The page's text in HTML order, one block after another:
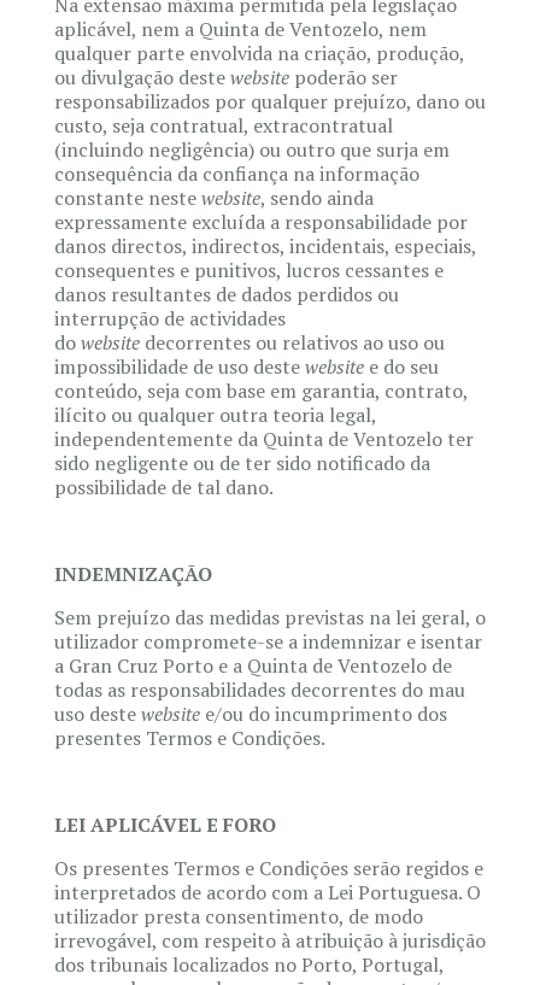
aplicável, nem a Quinta de Ventozelo, nem
qualquer parte envolvida na criação, produção,
ou divulgação destewebsitepoderão ser
responsabilizados por qualquer prejuízo, dano ou
custo, seja contratual, extracontratual
(incluindo negligência) ou outro que surja em
consequência da confiança na informação
constante nestewebsite, sendo ainda
expressamente excluída a responsabilidade por
danos directos, indirectos, incidentais, especiais,
consequentes e punitivos, lucros cessantes e
danos resultantes de dados perdidos ou
interrupção de actividades
dowebsitedecorrentes ou relativos ao uso ou
impossibilidade de uso destewebsitee do seu
conteúdo, seja com base em garantia, contrato,
ilícito ou qualquer outra teoria legal,
independentemente da Quinta de Ventozelo ter
sido negligente ou de ter sido notificado da
possibilidade de tal dano.
INDEMNIZAÇÃO
Sem prejuízo das medidas previstas na lei geral, o
utilizador compromete-se a indemnizar e isentar
a Gran Cruz Porto e a Quinta de Ventozelo de
todas as responsabilidades decorrentes do mau
uso destewebsitee/ou do incumprimento dos
presentes Termos e Condições.
LEI APLICÁVEL E FORO
Os presentes Termos e Condições serão regidos e
interpretados de acordo com a Lei Portuguesa. O
utilizador presta consentimento, de modo
irrevogável, com respeito à atribuição à jurisdição
dos tribunais localizados no Porto, Portugal,